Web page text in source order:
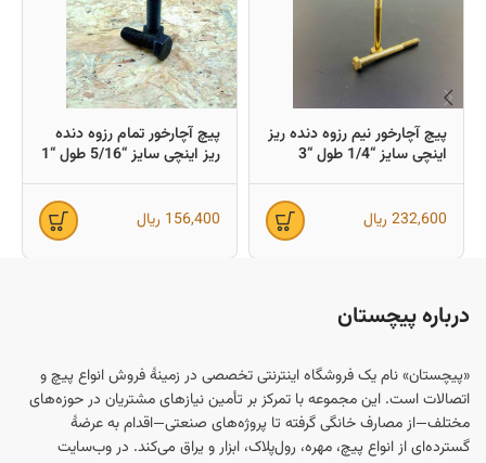
پیچ آچارخور نیم رزوه دنده ریز
اینچی سایز “1/4 طول “3
232,600 ریال
پیچ آچارخور تمام رزوه دنده
ریز اینچی سایز “5/16 طول “1
156,400 ریال
درباره پیچستان
«پیچستان» نام یک فروشگاه اینترنتی تخصصی در زمینهٔ فروش انواع پیچ و
اتصالات است. این مجموعه با تمرکز بر تأمین نیازهای مشتریان در حوزه‌های
مختلف—از مصارف خانگی گرفته تا پروژه‌های صنعتی—اقدام به عرضهٔ
گسترده‌ای از انواع پیچ، مهره، رول‌پلاک، ابزار و یراق می‌کند. در وب‌سایت